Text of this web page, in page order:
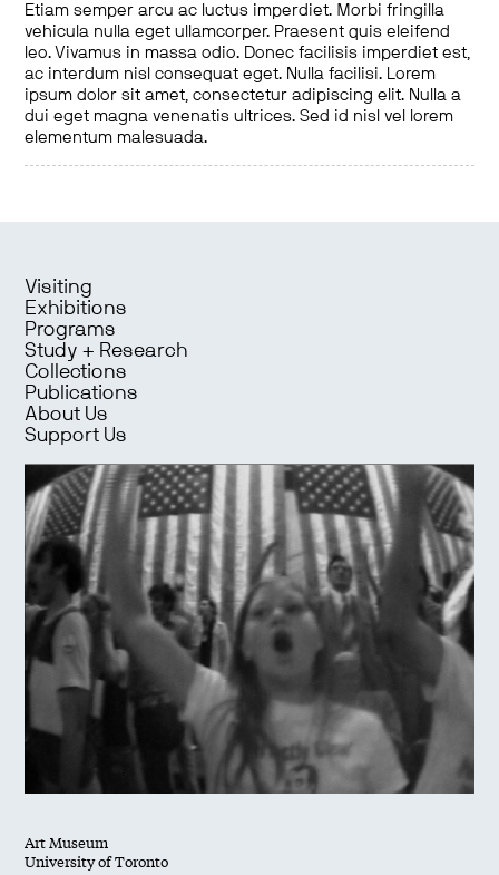
Etiam semper arcu ac luctus imperdiet. Morbi fringilla
vehicula nulla eget ullamcorper. Praesent quis eleifend
leo. Vivamus in massa odio. Donec facilisis imperdiet est,
ac interdum nisl consequat eget. Nulla facilisi. Lorem
ipsum dolor sit amet, consectetur adipiscing elit. Nulla a
dui eget magna venenatis ultrices. Sed id nisl vel lorem
elementum malesuada.
Visiting
Exhibitions
Programs
Study + Research
Collections
Publications
About Us
Support Us
Art Museum
University of Toronto